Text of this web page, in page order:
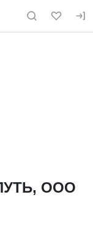
fishretail.ru
ООО